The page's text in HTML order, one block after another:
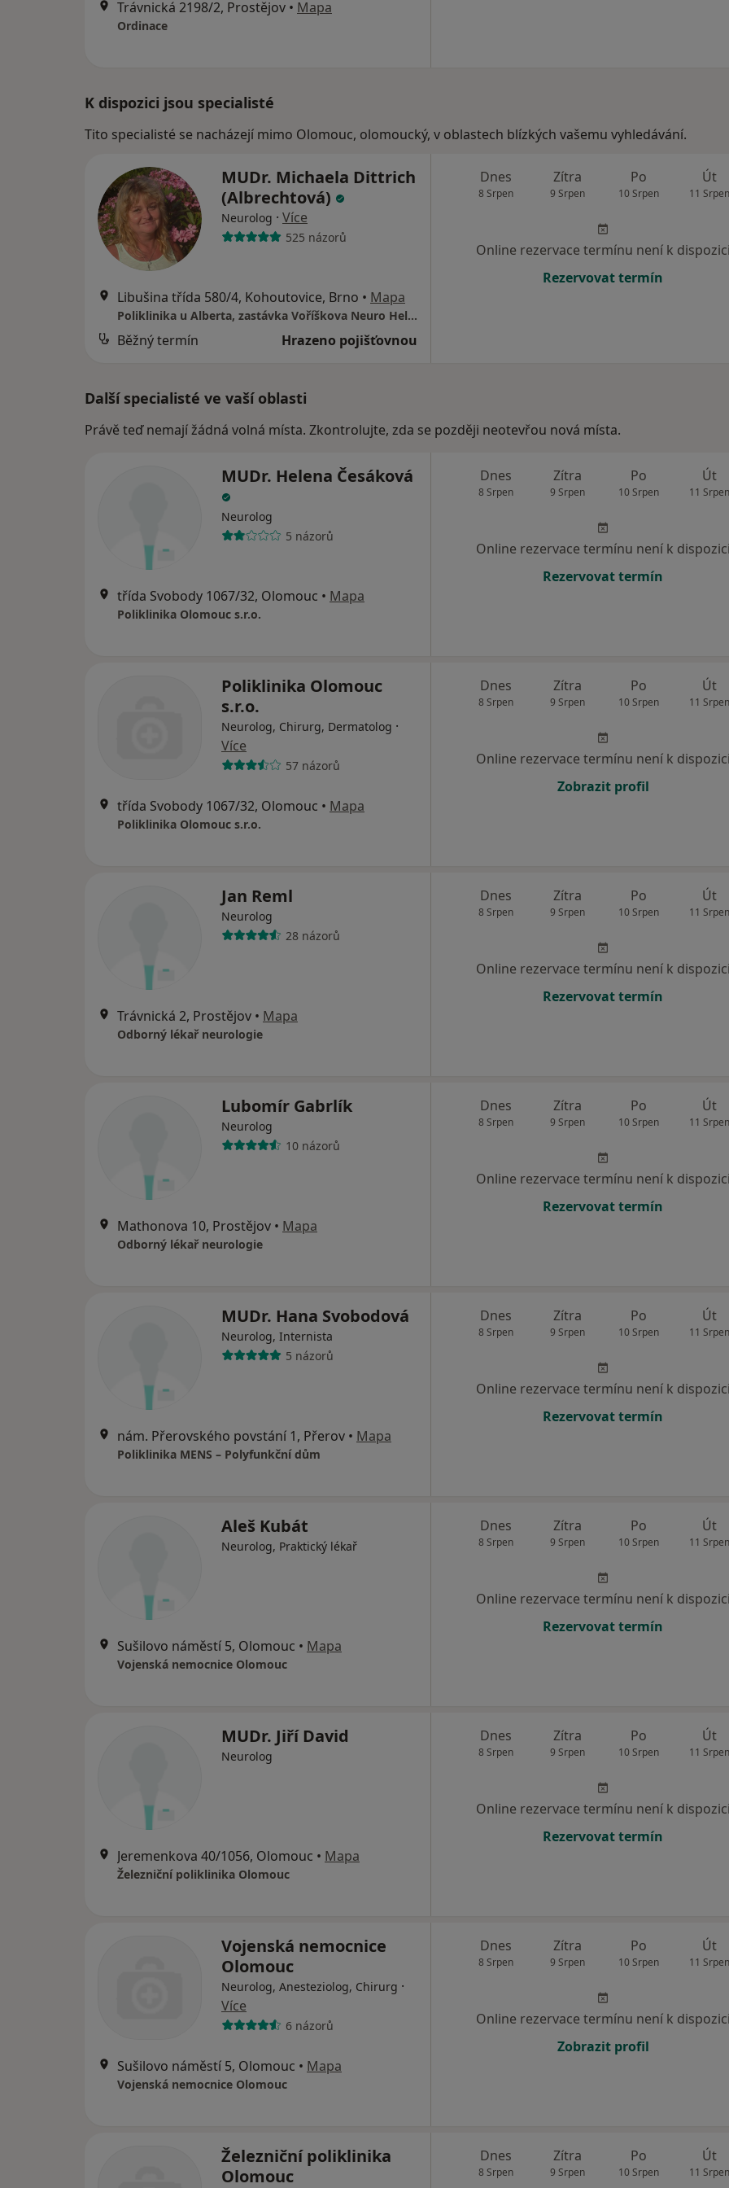
Trávnická 2198/2, Prostějov • Mapa
Ordinace
K dispozici jsou specialisté
Tito specialisté se nacházejí mimo Olomouc, olomoucký, v oblastech blízkých vašemu vyhledávání.
MUDr. Michaela Dittrich
(Albrechtová)
Neurolog · Více
525 názorů
Libušina třída 580/4, Kohoutovice, Brno • Mapa
Poliklinika u Alberta, zastávka Voříškova Neuro Help Company s.r.o.
Běžný termín Hrazeno pojišťovnou
Dnes
8 Srpen
Zítra
9 Srpen
Po
10 Srpen
Út
11 Srpen
Online rezervace termínu není k dispozici
Rezervovat termín
Další specialisté ve vaší oblasti
Právě teď nemají žádná volná místa. Zkontrolujte, zda se později neotevřou nová místa.
MUDr. Helena Česáková
Neurolog
5 názorů
třída Svobody 1067/32, Olomouc • Mapa
Poliklinika Olomouc s.r.o.
Dnes
8 Srpen
Zítra
9 Srpen
Po
10 Srpen
Út
11 Srpen
Online rezervace termínu není k dispozici
Rezervovat termín
Poliklinika Olomouc
s.r.o.
Neurolog, Chirurg, Dermatolog ·
Více
57 názorů
třída Svobody 1067/32, Olomouc • Mapa
Poliklinika Olomouc s.r.o.
Dnes
8 Srpen
Zítra
9 Srpen
Po
10 Srpen
Út
11 Srpen
Online rezervace termínu není k dispozici
Zobrazit profil
Jan Reml
Neurolog
28 názorů
Trávnická 2, Prostějov • Mapa
Odborný lékař neurologie
Dnes
8 Srpen
Zítra
9 Srpen
Po
10 Srpen
Út
11 Srpen
Online rezervace termínu není k dispozici
Rezervovat termín
Lubomír Gabrlík
Neurolog
10 názorů
Mathonova 10, Prostějov • Mapa
Odborný lékař neurologie
Dnes
8 Srpen
Zítra
9 Srpen
Po
10 Srpen
Út
11 Srpen
Online rezervace termínu není k dispozici
Rezervovat termín
MUDr. Hana Svobodová
Neurolog, Internista
5 názorů
nám. Přerovského povstání 1, Přerov • Mapa
Poliklinika MENS – Polyfunkční dům
Dnes
8 Srpen
Zítra
9 Srpen
Po
10 Srpen
Út
11 Srpen
Online rezervace termínu není k dispozici
Rezervovat termín
Aleš Kubát
Neurolog, Praktický lékař
Sušilovo náměstí 5, Olomouc • Mapa
Vojenská nemocnice Olomouc
Dnes
8 Srpen
Zítra
9 Srpen
Po
10 Srpen
Út
11 Srpen
Online rezervace termínu není k dispozici
Rezervovat termín
MUDr. Jiří David
Neurolog
Jeremenkova 40/1056, Olomouc • Mapa
Železniční poliklinika Olomouc
Dnes
8 Srpen
Zítra
9 Srpen
Po
10 Srpen
Út
11 Srpen
Online rezervace termínu není k dispozici
Rezervovat termín
Vojenská nemocnice
Olomouc
Neurolog, Anesteziolog, Chirurg ·
Více
6 názorů
Sušilovo náměstí 5, Olomouc • Mapa
Vojenská nemocnice Olomouc
Dnes
8 Srpen
Zítra
9 Srpen
Po
10 Srpen
Út
11 Srpen
Online rezervace termínu není k dispozici
Zobrazit profil
Železniční poliklinika
Olomouc
Dnes
8 Srpen
Zítra
9 Srpen
Po
10 Srpen
Út
11 Srpen